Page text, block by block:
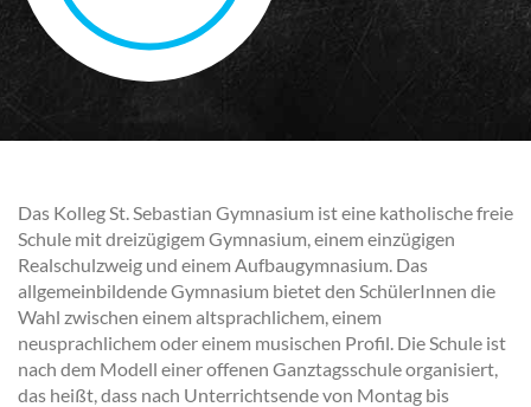
Das Kolleg St. Sebastian Gymnasium ist eine katholische freie
Schule mit dreizügigem Gymnasium, einem einzügigen
Realschulzweig und einem Aufbaugymnasium. Das
allgemeinbildende Gymnasium bietet den SchülerInnen die
Wahl zwischen einem altsprachlichem, einem
neusprachlichem oder einem musischen Profil. Die Schule ist
nach dem Modell einer offenen Ganztagsschule organisiert,
das heißt, dass nach Unterrichtsende von Montag bis